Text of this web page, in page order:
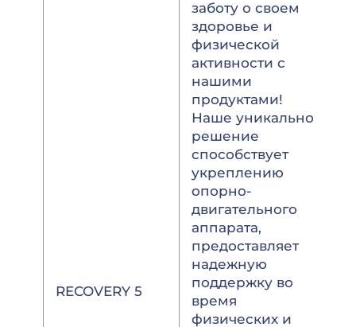
RECOVERY 5
заботу о своем
здоровье и
физической
активности с
нашими
продуктами!
Наше уникальное
решение
способствует
укреплению
опорно-
двигательного
аппарата,
предоставляет
надежную
поддержку во
время
физических и